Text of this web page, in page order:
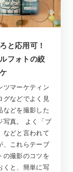
と応用可！
フォトの絞
ツマーケティン
グなどでよく見
などを撮影した
写真。 よく「ブ
などと言われて
、これらテーブ
の撮影のコツを
くと、簡単に写